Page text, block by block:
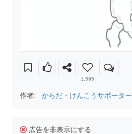
1,595
作者: からだ・けんこうサポーター
広告を非表示にする